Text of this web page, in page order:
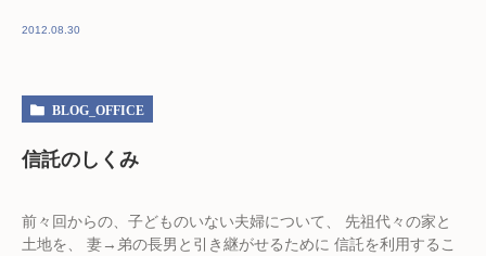
2012.08.30
BLOG_OFFICE
信託のしくみ
前々回からの、子どものいない夫婦について、 先祖代々の家と
土地を、 妻→弟の長男と引き継がせるために 信託を利用するこ